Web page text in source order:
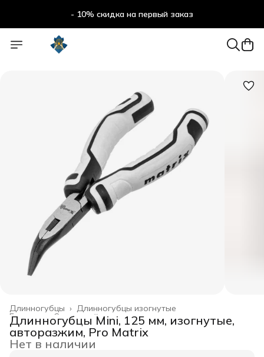
- 10% скидка на первый заказ
Длинногубцы изогнутые
Длинногубцы ›
Слесарный инструмент ›
Главная ›
Длинногубцы Mini, 125 мм, изогнутые,
авторазжим, Pro Matrix
Нет в наличии